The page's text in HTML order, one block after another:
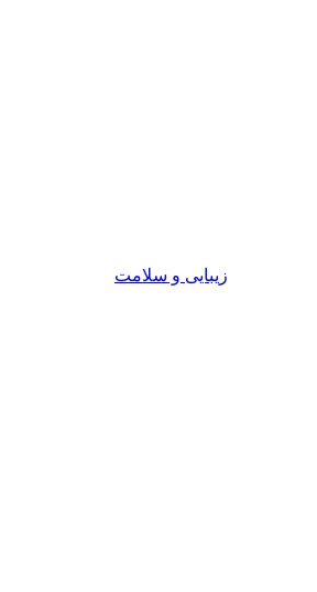
زیبایی و سلامت